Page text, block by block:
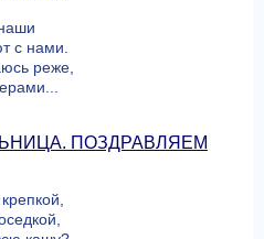
с нами.
реже,
ПОЗДРАВЛЯЕМ